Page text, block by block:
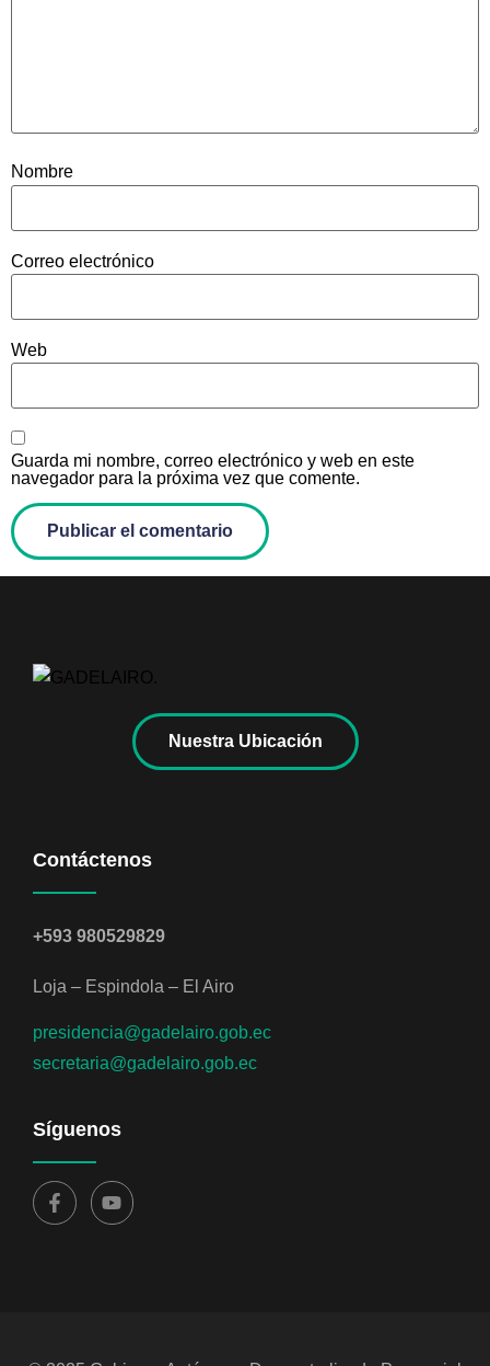
Nombre
Correo electrónico
Web
Guarda mi nombre, correo electrónico y web en este
navegador para la próxima vez que comente.
Nuestra Ubicación
Contáctenos
+593 980529829
Loja – Espindola – El Airo
presidencia@gadelairo.gob.ec
secretaria@gadelairo.gob.ec
Síguenos